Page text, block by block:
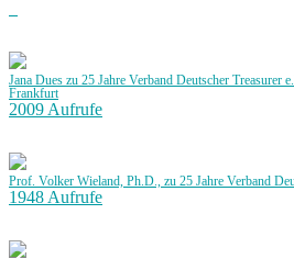
Jana Dues zu 25 Jahre Verband Deutscher Treasurer
Frankfurt
2009 Aufrufe
Prof. Volker Wieland, Ph.D., zu 25 Jahre Verband
1948 Aufrufe